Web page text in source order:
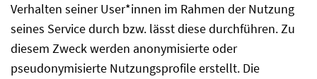
Verhalten seiner User*innen im Rahmen der Nutzung
seines Service durch bzw. lässt diese durchführen. Zu
diesem Zweck werden anonymisierte oder
pseudonymisierte Nutzungsprofile erstellt. Die